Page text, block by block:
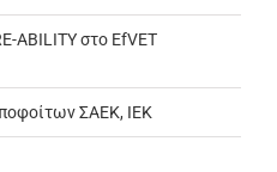
ABILITY στο EfVET
ΣΑΕΚ, ΙΕΚ